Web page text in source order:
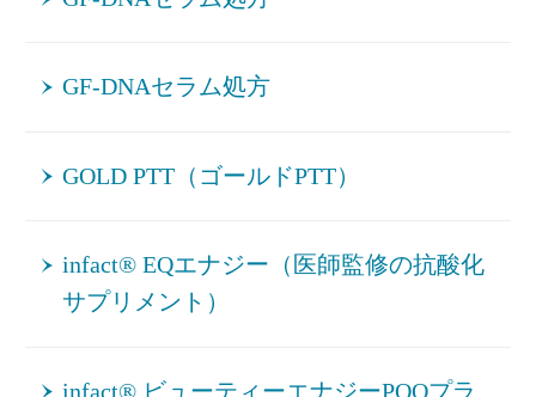
GF-DNAセラム処方
GOLD PTT（ゴールドPTT）
infact® EQエナジー（医師監修の抗酸化
サプリメント）
infact® ビューティーエナジーPQQプラ